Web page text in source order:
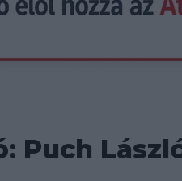
Puch